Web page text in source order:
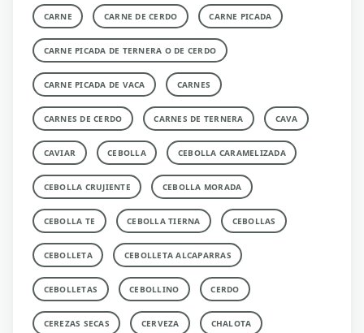
CARNE CARNE DE CERDO CARNE PICADA
CARNE PICADA DE TERNERA O DE CERDO
CARNE PICADA DE VACA CARNES
CARNES DE CERDO CARNES DE TERNERA CAVA
CAVIAR CEBOLLA CEBOLLA CARAMELIZADA
CEBOLLA CRUJIENTE CEBOLLA MORADA
CEBOLLA TE CEBOLLA TIERNA CEBOLLAS
CEBOLLETA CEBOLLETA ALCAPARRAS
CEBOLLETAS CEBOLLINO CERDO
CEREZAS SECAS CERVEZA CHALOTA